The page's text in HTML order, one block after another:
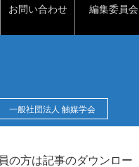
お問い合わせ 編集委員会
一般社団法人 触媒学会
の方は記事のダウンロー